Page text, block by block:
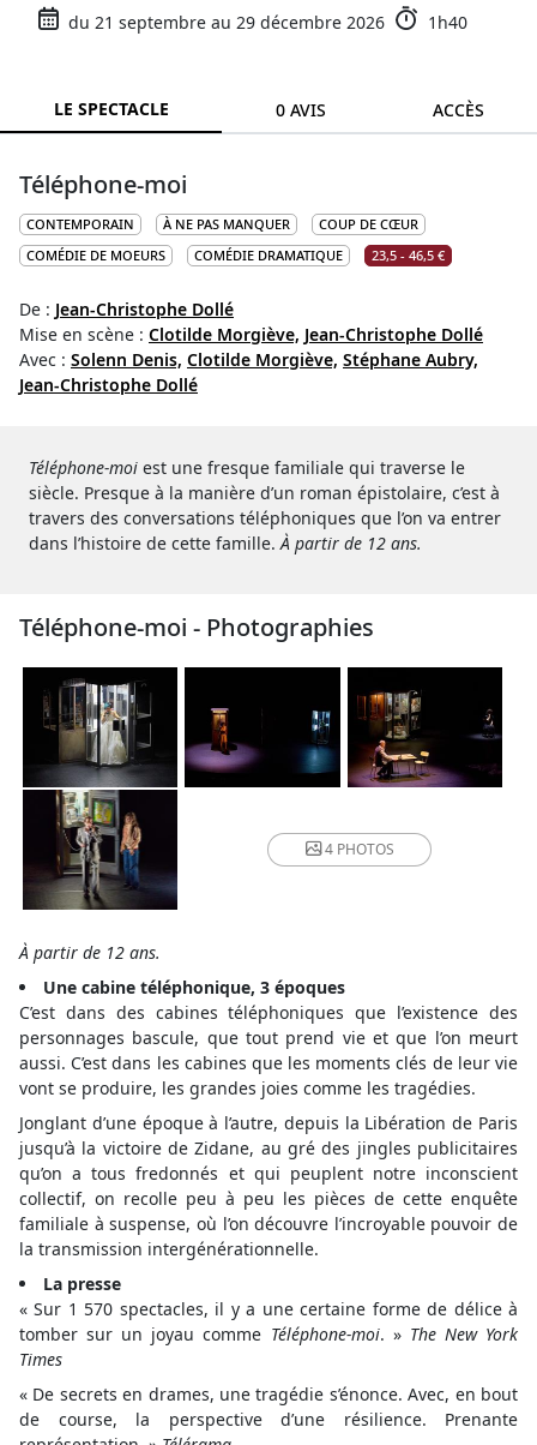
du 21 septembre au 29 décembre 2026 1h40
LE SPECTACLE 0 AVIS ACCÈS
Téléphone-moi
CONTEMPORAIN À NE PAS MANQUER
COUP DE CŒUR
COMÉDIE DE MOEURS
COMÉDIE DRAMATIQUE 23,5 - 46,5 €
De : Jean-Christophe Dollé
Mise en scène : Clotilde Morgiève, Jean-Christophe Dollé
Avec : Solenn Denis, Clotilde Morgiève, Stéphane Aubry,
Jean-Christophe Dollé
Téléphone-moi est une fresque familiale qui traverse le
siècle. Presque à la manière d’un roman épistolaire, c’est à
travers des conversations téléphoniques que l’on va entrer
dans l’histoire de cette famille.À partir de 12 ans.
Téléphone-moi - Photographies
4 PHOTOS
À partir de 12 ans.
Une cabine téléphonique, 3 époques
C’est dans des cabines téléphoniques que l’existence des
personnages bascule, que tout prend vie et que l’on meurt
aussi. C’est dans les cabines que les moments clés de leur vie
vont se produire, les grandes joies comme les tragédies.
Jonglant d’une époque à l’autre, depuis la Libération de Paris
jusqu’à la victoire de Zidane, au gré des jingles publicitaires
qu’on a tous fredonnés et qui peuplent notre inconscient
collectif, on recolle peu à peu les pièces de cette enquête
familiale à suspense, où l’on découvre l’incroyable pouvoir de
la transmission intergénérationnelle.
La presse
« Sur 1 570 spectacles, il y a une certaine forme de délice à
tomber sur un joyau comme Téléphone-moi. » The New York
Times
« De secrets en drames, une tragédie s’énonce. Avec, en bout
de course, la perspective d’une résilience. Prenante